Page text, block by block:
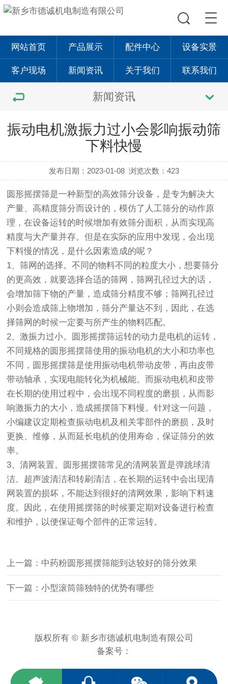
网站首页 产品展示 配件中心 设备实景
客户现场 新闻资讯 关于我们 联系我们
新闻资讯
振动电机激振力过小会影响振动筛
下料快慢
发布日期：2023-01-08 浏览次数：423
圆形摇摆筛是一种新型的高效筛分设备，是专为解决大
产量、高精度筛分而设计的，模仿了人工筛分的动作原
理，在设备运转的时候增加有效筛分面积，从而实现高
精度与大产量并存。但是在实际的应用中发现，会出现
下料慢的情况，是什么因素造成的呢？
1、筛网的选择。不同的物料不同的粒度大小，想要筛分
的更高效，就要选择合适的筛网，筛网孔径过大的话，
会增加筛下物的产量，造成筛分精度不够；筛网孔径过
小则会造成筛上物增加，筛分产量达不到，因此，在选
择筛网的时候一定要与所产生的物料匹配。
2、激振力过小。圆形摇摆筛运转的动力是电机的运转，
不同规格的圆形摇摆筛使用的振动电机的大小和功率也
不同，圆形摇摆筛是使用振动电机带动皮带，再由皮带
带动轴承，实现电能转化为机械能。而振动电机和皮带
在长期的使用过程中，会出现不同程度的磨损，从而影
响激振力的大小，造成摇摆筛下料慢。针对这一问题，
小编建议定期检查振动电机及相关零部件的磨损，及时
更换、维修，从而延长电机的使用寿命，保证筛分的效
率。
3、清网装置。圆形摇摆筛常见的清网装置是弹跳球清
洁、超声波清洁和转刷清洁，在长期的运转中会出现清
网装置的损坏，不能达到很好的清网效果，影响下料速
度。因此，在使用摇摆筛的时候要定期对设备进行检查
和维护，以便保证每个部件的正常运转。
上一篇：中药粉圆形摇摆筛能到达较好的筛分效果
下一篇：小型滚筒筛独特的优势有哪些
版权所有 © 新乡市德诚机电制造有限公司
备案号：